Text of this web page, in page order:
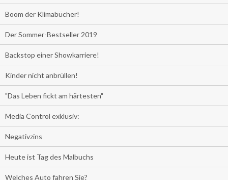
Boom der Klimabücher!
Der Sommer-Bestseller 2019
Backstop einer Showkarriere!
Kinder nicht anbrüllen!
"Das Leben fickt am härtesten"
Media Control exklusiv:
Negativzins
Heute ist Tag des Malbuchs
Welches Auto fahren Sie?